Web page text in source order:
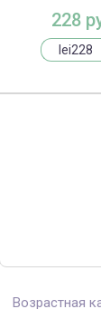
228
lei228
Возрастная